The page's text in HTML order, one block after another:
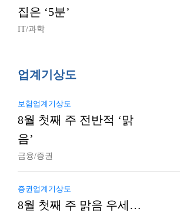
집은 ‘5분’
IT/과학
업계기상도
보험업계기상도
8월 첫째 주 전반적 ‘맑
음’
금융/증권
증권업계기상도
8월 첫째 주 맑음 우세…